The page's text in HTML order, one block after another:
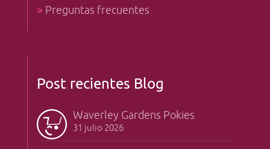
> Preguntas frecuentes
Post recientes Blog
Waverley Gardens Pokies
31 julio 2026